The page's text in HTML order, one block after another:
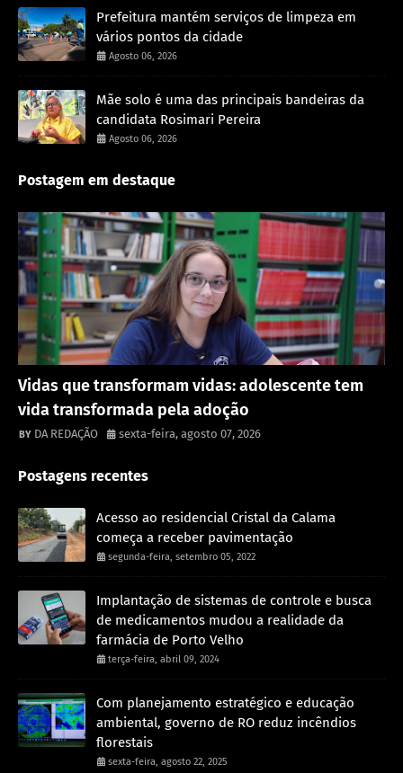
Prefeitura mantém serviços de limpeza em
vários pontos da cidade
Agosto 06, 2026
Mãe solo é uma das principais bandeiras da
candidata Rosimari Pereira
Agosto 06, 2026
Postagem em destaque
Vidas que transformam vidas: adolescente tem
vida transformada pela adoção
DA REDAÇÃO sexta-feira, agosto 07, 2026
Postagens recentes
Acesso ao residencial Cristal da Calama
começa a receber pavimentação
segunda-feira, setembro 05, 2022
Implantação de sistemas de controle e busca
de medicamentos mudou a realidade da
farmácia de Porto Velho
terça-feira, abril 09, 2024
Com planejamento estratégico e educação
ambiental, governo de RO reduz incêndios
florestais
sexta-feira, agosto 22, 2025